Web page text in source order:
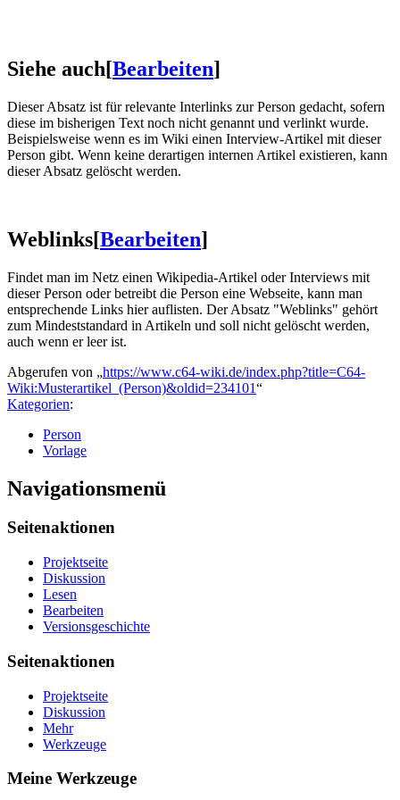
Siehe auch[Bearbeiten]
Dieser Absatz ist für relevante Interlinks zur Person gedacht, sofern
diese im bisherigen Text noch nicht genannt und verlinkt wurde.
Beispielsweise wenn es im Wiki einen Interview-Artikel mit dieser
Person gibt. Wenn keine derartigen internen Artikel existieren, kann
dieser Absatz gelöscht werden.
Weblinks[Bearbeiten]
Findet man im Netz einen Wikipedia-Artikel oder Interviews mit
dieser Person oder betreibt die Person eine Webseite, kann man
entsprechende Links hier auflisten. Der Absatz "Weblinks" gehört
zum Mindeststandard in Artikeln und soll nicht gelöscht werden,
auch wenn er leer ist.
Abgerufen von „https://www.c64-wiki.de/index.php?title=C64-
Wiki:Musterartikel_(Person)&oldid=234101“
Kategorien:
Person
Vorlage
Navigationsmenü
Seitenaktionen
Projektseite
Diskussion
Lesen
Bearbeiten
Versionsgeschichte
Seitenaktionen
Projektseite
Diskussion
Mehr
Werkzeuge
Meine Werkzeuge